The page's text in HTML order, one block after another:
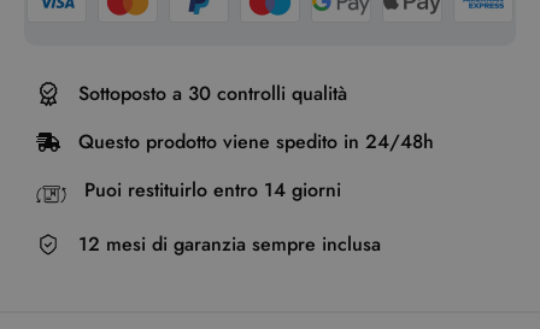
Sottoposto a 30 controlli qualità
Questo prodotto viene spedito in 24/48h
Puoi restituirlo entro 14 giorni
12 mesi di garanzia sempre inclusa